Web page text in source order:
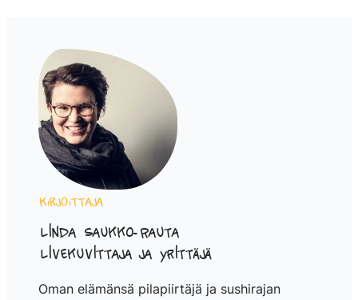
Kirjoittaja
Linda Saukko-Rauta
Livekuvittaja ja yrittäjä
Oman elämänsä pilapiirtäjä ja sushirajan